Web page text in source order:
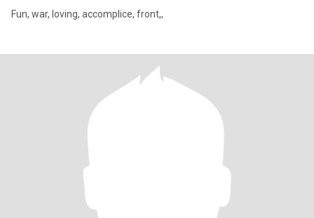
Fun, war, loving, accomplice, front,,